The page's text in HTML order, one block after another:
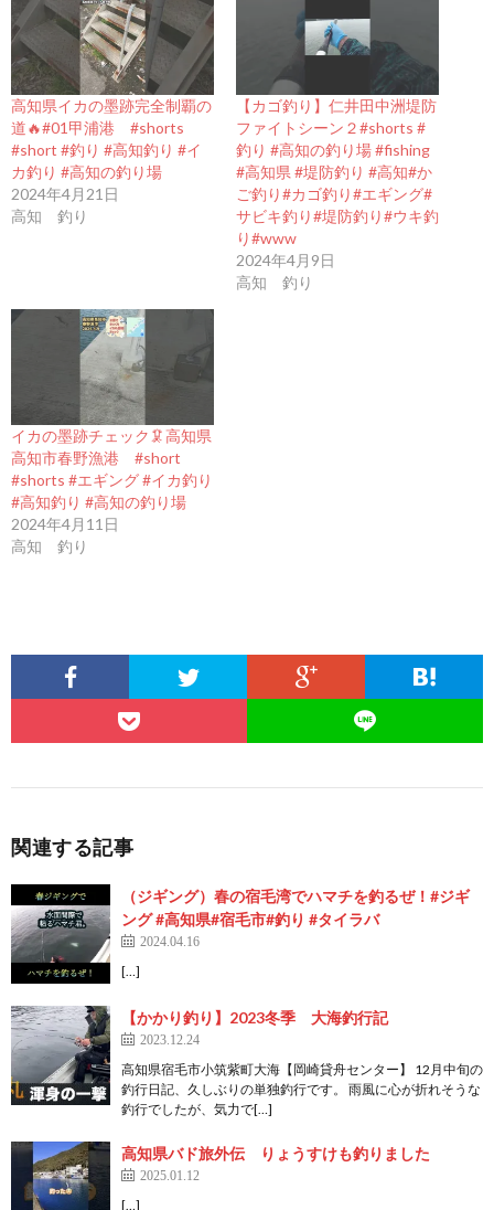
高知県イカの墨跡完全制覇の
道🔥#01甲浦港 #shorts
#short #釣り #高知釣り #イ
カ釣り #高知の釣り場
2024年4月21日
高知 釣り
【カゴ釣り】仁井田中洲堤防
ファイトシーン２#shorts #
釣り #高知の釣り場 #fishing
#高知県 #堤防釣り #高知#か
ご釣り#カゴ釣り#エギング#
サビキ釣り#堤防釣り#ウキ釣
り#www
2024年4月9日
高知 釣り
イカの墨跡チェック🦑高知県
高知市春野漁港 #short
#shorts #エギング #イカ釣り
#高知釣り #高知の釣り場
2024年4月11日
高知 釣り
関連する記事
（ジギング）春の宿毛湾でハマチを釣るぜ！#ジギ
ング #高知県#宿毛市#釣り #タイラバ
2024.04.16
[…]
【かかり釣り】2023冬季 大海釣行記
2023.12.24
高知県宿毛市小筑紫町大海【岡崎貸舟センター】 12月中旬の
釣行日記、久しぶりの単独釣行です。 雨風に心が折れそうな
釣行でしたが、気力で[…]
高知県バド旅外伝 りょうすけも釣りました
2025.01.12
[…]